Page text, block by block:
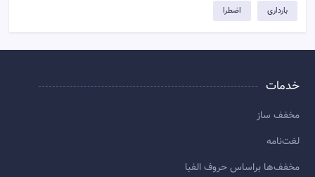
بارداری اضطرا
خدمات
مخفف ساز
لغت‌نامه
مخفف‌ها براساس حروف الفبا